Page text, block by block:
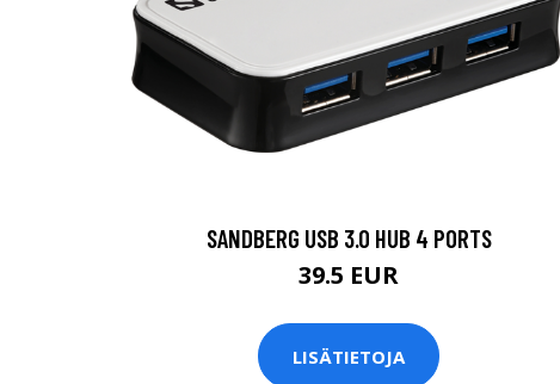
SANDBERG USB 3.0 HUB 4 PORTS
39.5 EUR
LISÄTIETOJA